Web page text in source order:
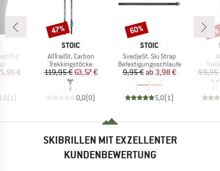
Pro
Preis
€
(1 )
MARKE
STOIC
Artikel
AllTrailSt. Carbon
Produktgruppe
Trekkingstöcke
Preis
119,95 €reduzierter Preis
63,57 €
0,0(0)
Rabatt
47%
MARKE
STOIC
Artikel
SvedjeSt. Ski Strap
Produktgruppe
Befestigungsschlaufe
Preis
9,95 € reduzierter Preis
ab 3,98 €
5,0(1 )
Rabatt
60%
59,95
SKIBRILLEN MIT EXZELLENTER
KUNDENBEWERTUNG